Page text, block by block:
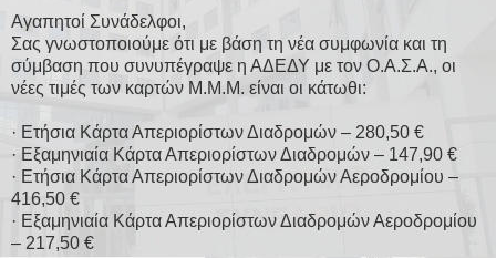
Αγαπητοί Συνάδελφοι,
Σας γνωστοποιούμε ότι με βάση τη νέα συμφωνία και τη
σύμβαση που συνυπέγραψε η ΑΔΕΔΥ με τον Ο.Α.Σ.Α., οι
νέες τιμές των καρτών Μ.Μ.Μ. είναι οι κάτωθι:
· Ετήσια Κάρτα Απεριορίστων Διαδρομών – 280,50 €
· Εξαμηνιαία Κάρτα Απεριορίστων Διαδρομών – 147,90 €
· Ετήσια Κάρτα Απεριορίστων Διαδρομών Αεροδρομίου –
416,50 €
· Εξαμηνιαία Κάρτα Απεριορίστων Διαδρομών Αεροδρομίου
– 217,50 €